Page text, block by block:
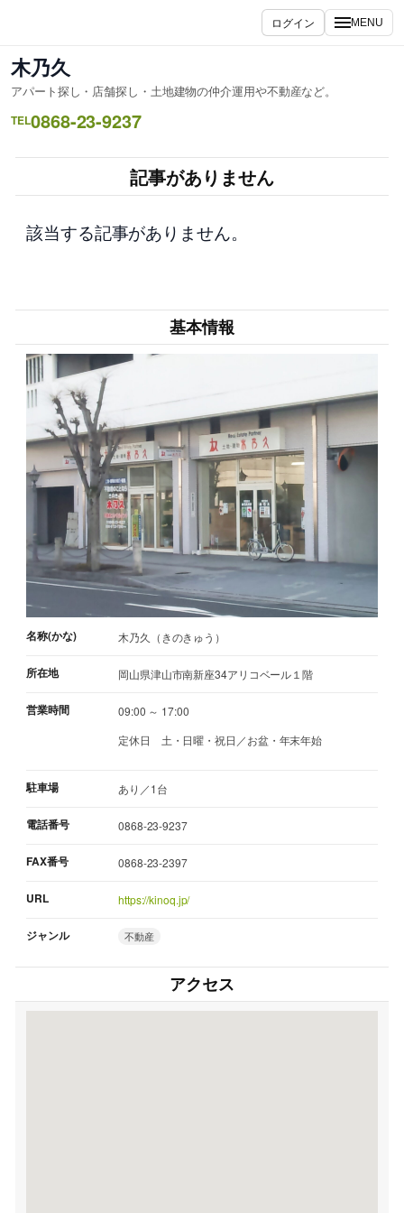
ス
キ
ッ
ログイン MENU
木乃久
アパート探し・店舗探し・土地建物の仲介運用や不動産など。
TEL0868-23-9237
記事がありません
該当する記事がありません。
基本情報
名称(かな) 木乃久（きのきゅう）
所在地 岡山県津山市南新座34アリコベール１階
営業時間
09:00 ～ 17:00
定休日
土・日曜・祝日／お盆・年末年始
駐車場 あり／1台
電話番号 0868-23-9237
FAX番号 0868-23-2397
URL https://kinoq.jp/
ジャンル 不動産
アクセス